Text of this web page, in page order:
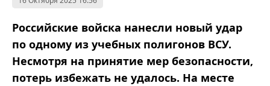
Российские войска нанесли новый удар
по одному из учебных полигонов ВСУ.
Несмотря на принятие мер безопасности,
потерь избежать не удалось. На месте